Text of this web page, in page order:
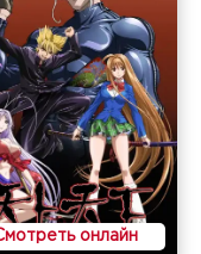
онлайн